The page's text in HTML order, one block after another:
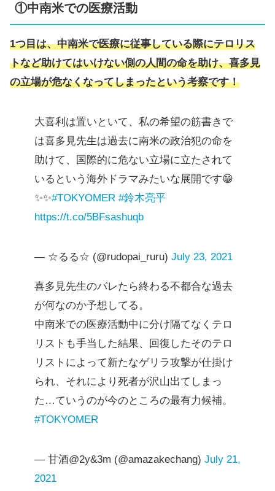
①中南米での医療活動
1つ目は、中南米で医療に従事している際にテロリス
トなど助けてはいけない側の人間の命を助け、喜多見
の立場が危なくなってしまったという考察です！
大喜利は置いといて、私の希望の筋書きで
は喜多見先生は過去に南米の政治犯の命を
助けて、国際的に危ない立場に立たされて
いるという海外ドラマみたいな展開です😁
✨✨#TOKYOMER #鈴木亮平
https://t.co/5BFsashuqb
— ☆るる☆ (@rudopai_ruru) July 23, 2021
喜多見先生のバレたら終わる不都合な過去
が何なのか予想してる。
中南米での医療活動中に分け隔てなくテロ
リストも手当した結果、回復したそのテロ
リストによって新たなゲリラ攻撃が仕掛け
られ、それにより死者が沢山出てしまっ
た…ていうのが今のところの最有力候補。
#TOKYOMER
— 甘酒@2y&3m (@amazakechang) July 21,
2021